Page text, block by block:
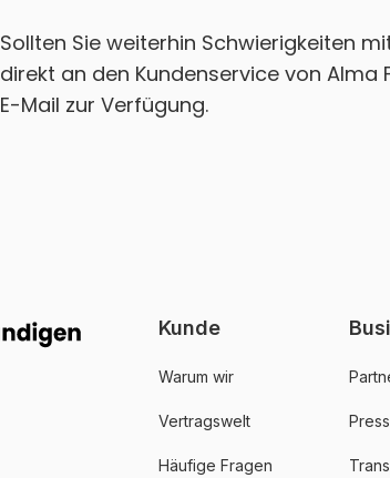
Sollten Sie weiterhin Schwierigkeiten
direkt an den Kundenservice von
E-Mail zur Verfügung.
Kunde
Warum wir
Vertragswelt
Häufige Fragen